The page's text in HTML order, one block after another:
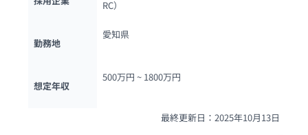
RC）
勤務地
愛知県
想定年収
500万円 ~ 1800万円
最終更新日：2025年10月13日